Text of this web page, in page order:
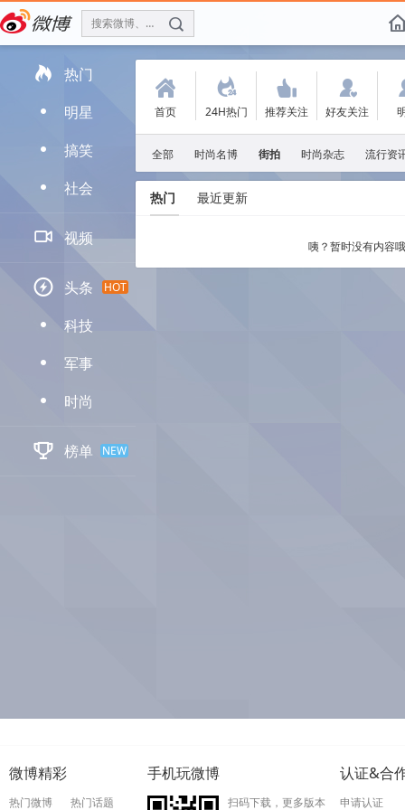
搜索微博、找人 f
 热门
D 明星
D 搞笑
D 社会
 视频
 头条 HOT
D 科技
D 军事
D 时尚
 榜单 NEW
(
首页
.
24H热门
'
推荐关注
:
好友关注
全部 时尚名博 街拍 时尚杂志 流行资
热门 最近更新
咦？暂时没有内容
微博精彩
热门微博 热门话题
手机玩微博
扫码下载，更多版本
认证&合
申请认证